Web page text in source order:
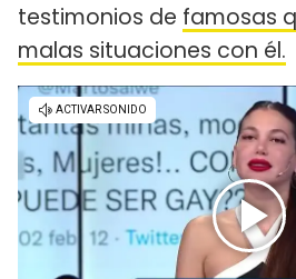
testimonios de famosas
malas situaciones con él.